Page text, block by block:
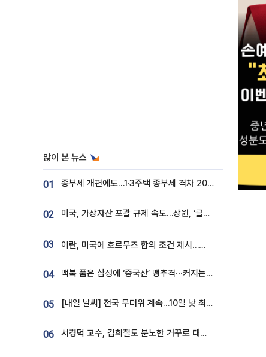
많이 본 뉴스
01 종부세 개편에도…1·3주택 종부세 격차 2028년부터 확대
02 미국, 가상자산 포괄 규제 속도…상원, ‘클래리티법’ 9월 절차투표 추진
03 이란, 미국에 호르무즈 합의 조건 제시…美 “경기 아직 안 끝나” [종합]
04 맥북 품은 삼성에 ‘중국산’ 맹추격⋯커지는 노트북 OLED 시장
05 [내일 날씨] 전국 무더위 계속…10일 낮 최고 34도 육박
06 서경덕 교수, 김희철도 분노한 거꾸로 태극기⋯"엉터리는 아냐, 아쉬울 뿐"